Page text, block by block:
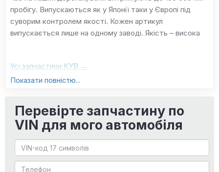
пробігу. Випускаються як у Японії таки у Європі під
суворим контролем якості. Кожен артикул
випускається лише на одному заводі. Якість – висока
Усі запчастини KYB →
Показати повністю...
Перевірте запчастину по
VIN для мого автомобіля